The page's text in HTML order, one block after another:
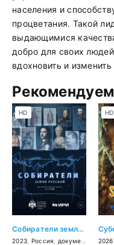
населения и
процветания. Такой
выдающимися
добро для своих
вдохновить и
Собиратели земли русской
2023 Россия документальный ,
HD
2026
HD